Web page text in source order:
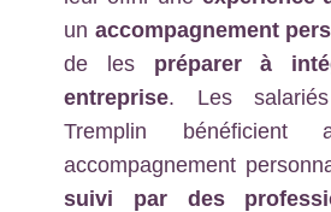
un accompagnement
de les préparer à
entreprise. Les
Tremplin bénéficient
accompagnement
suivi par des